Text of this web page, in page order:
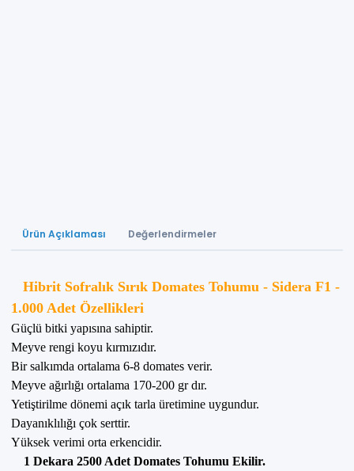
Ürün Açıklaması Değerlendirmeler
Hibrit Sofralık Sırık Domates Tohumu - Sidera F1 -
1.000 Adet Özellikleri
Güçlü bitki yapısına sahiptir.
Meyve rengi koyu kırmızıdır.
Bir salkımda ortalama 6-8 domates verir.
Meyve ağırlığı ortalama 170-200 gr dır.
Yetiştirilme dönemi açık tarla üretimine uygundur.
Dayanıklılığı çok serttir.
Yüksek verimi orta erkencidir.
1 Dekara 2500 Adet Domates Tohumu Ekilir.